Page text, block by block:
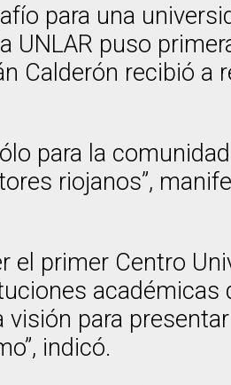
para una
UNLAR puso
Calderón recibió
para la
riojanos”,
el primer Centro
académicas
para
indicó.